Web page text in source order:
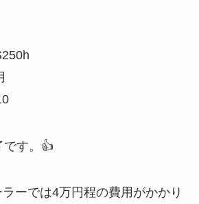
です。👍
ーでは4万円程の費用がかかり